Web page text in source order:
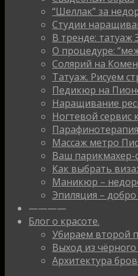
“Шеллак” за
Студии
В тренде: татуаж
О процедуре:
Солярий на
Татуаж. Рисуем
Педикюр на
Наращивание
Ногтевой сервис
Парафинотерапия
Массаж метро
Ваш парикмахер-
Как выбрать
Маникюр –
Эпиляция – добро
————
Блог о красоте.
Убираем второй
Выход из
Архитектура